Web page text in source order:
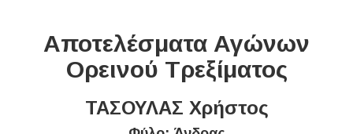
Αποτελέσματα Αγώνων
Ορεινού Τρεξίματος
ΤΑΣΟΥΛΑΣ Χρήστος